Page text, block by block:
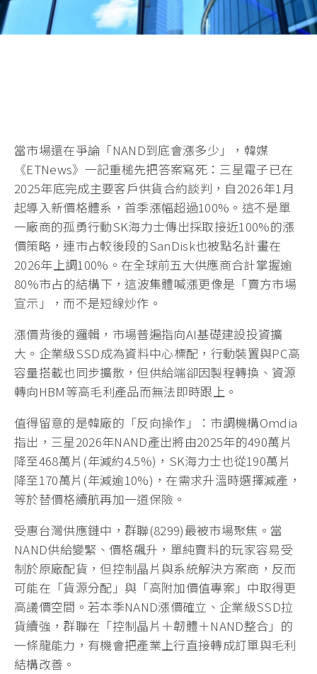
當市場還在爭論「NAND到底會漲多少」，韓媒
《ETNews》一記重槌先把答案寫死：三星電子已在
2025年底完成主要客戶供貨合約談判，自2026年1月
起導入新價格體系，首季漲幅超過100%。這不是單
一廠商的孤勇行動SK海力士傳出採取接近100%的漲
價策略，連市占較後段的SanDisk也被點名計畫在
2026年上調100%。在全球前五大供應商合計掌握逾
80%市占的結構下，這波集體喊漲更像是「賣方市場
宣示」，而不是短線炒作。
漲價背後的邏輯，市場普遍指向AI基礎建設投資擴
大。企業級SSD成為資料中心標配，行動裝置與PC高
容量搭載也同步擴散，但供給端卻因製程轉換、資源
轉向HBM等高毛利產品而無法即時跟上。
值得留意的是韓廠的「反向操作」：市調機構Omdia
指出，三星2026年NAND產出將由2025年的490萬片
降至468萬片(年減約4.5%)，SK海力士也從190萬片
降至170萬片(年減逾10%)，在需求升溫時選擇減產，
等於替價格續航再加一道保險。
受惠台灣供應鏈中，群聯(8299)最被市場聚焦。當
NAND供給變緊、價格飆升，單純賣料的玩家容易受
制於原廠配貨，但控制晶片與系統解決方案商，反而
可能在「貨源分配」與「高附加價值專案」中取得更
高議價空間。若本季NAND漲價確立、企業級SSD拉
貨續強，群聯在「控制晶片＋韌體＋NAND整合」的
一條龍能力，有機會把產業上行直接轉成訂單與毛利
結構改善。